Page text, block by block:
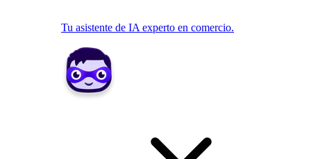
Tu asistente de IA experto en comercio.